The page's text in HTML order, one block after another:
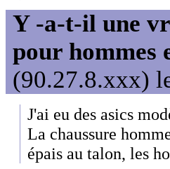
Y -a-t-il une
pour hommes
(90.27.8.xxx)
J'ai eu des asics
La chaussure
épais au talon, les